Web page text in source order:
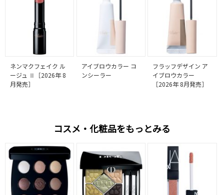
ネンマクフェイク ル
ージュ Ⅱ［2026年 8
月発売］
アイブロウカラー コ
ンシーラー
フラッフデザイン ア
イブロウカラー
［2026年 8月発売］
コスメ・化粧品をもっとみる